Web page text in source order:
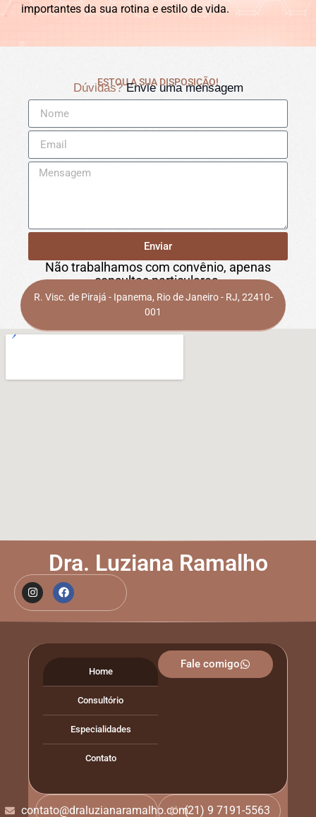
importantes da sua rotina e estilo de vida.
ESTOU A SUA DISPOSIÇÃO!
Dúvidas?Envie uma mensagem
Enviar
Não trabalhamos com convênio, apenas
consultas particulares.
R. Visc. de Pirajá - Ipanema, Rio de Janeiro - RJ, 22410-
001
Dra. Luziana Ramalho
Home
Consultório
Especialidades
Contato
Fale comigo
contato@draluzianaramalho.com(21) 9 7191-5563